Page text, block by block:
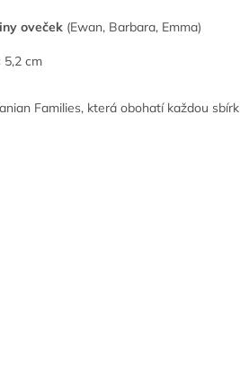
oveček (Ewan, Barbara, Emma)
5,2 cm
Families, která obohatí každou